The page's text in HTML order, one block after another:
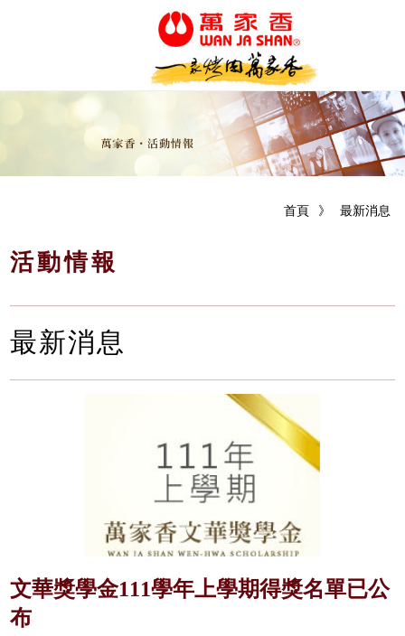
最新消息
》
首頁
活動情報
最新消息
文華獎學金111學年上學期得獎名單已公
布